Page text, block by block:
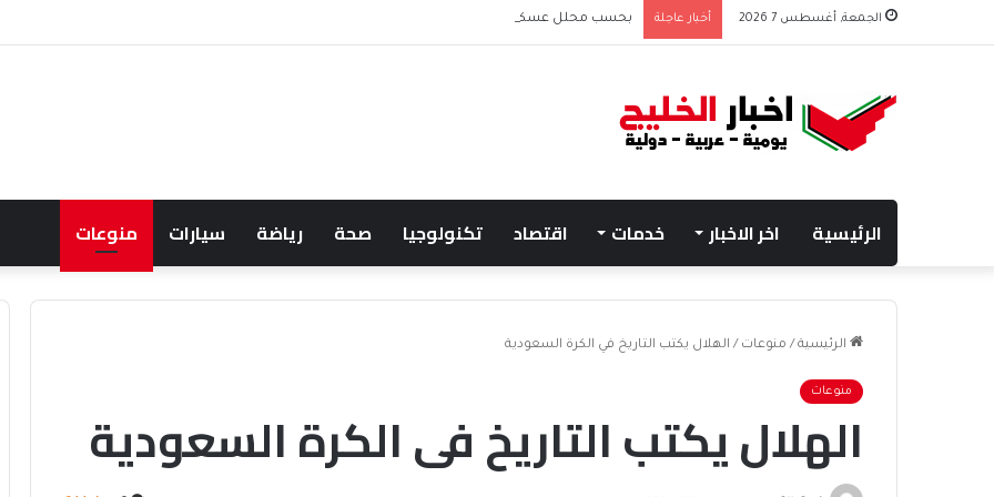
الجمعة, أغسطس 7 2026 أخبار عاجلة بحسب محلل عسكري التحالف البحري السعودي يعزز أمن الملاحة الإقليمية والدولية
الرئيسية اخر الاخبار خدمات اقتصاد تكنولوجيا صحة رياضة سيارات منوعات
الرئيسية / منوعات / الهلال يكتب التاريخ في الكرة السعودية
منوعات
الهلال يكتب التاريخ في الكرة السعودية